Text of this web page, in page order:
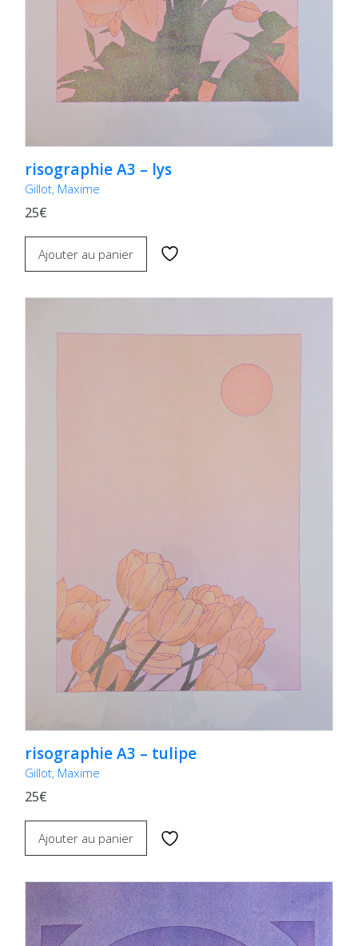
risographie A3 – lys
Gillot, Maxime
25€
Ajouter au panier
risographie A3 – tulipe
Gillot, Maxime
25€
Ajouter au panier